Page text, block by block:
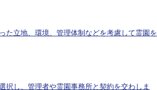
た立地、環境、管理体制などを考慮して霊園を
択し、管理者や霊園事務所と契約を交わしま